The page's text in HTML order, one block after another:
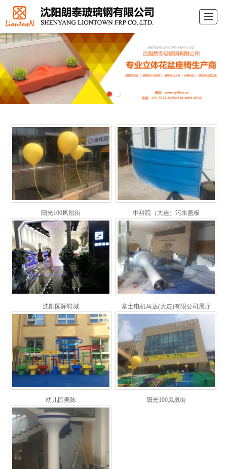
首页 产品展示 案例展示 行业动态 联系我们
阳光100凤凰街 中科院（大连）污水盖板
沈阳国际鞋城 富士电机马达(大连)有限公司展厅
幼儿园美陈 阳光100凤凰街